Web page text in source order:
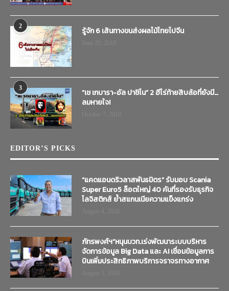
2 รู้จัก 6 เส้นทางขนส่งผลไม้ไทยไปจีน
3
“เช เกบารา-อัล ปาชิโน” 2 ฮีโร่ท้ายสิบล้อที่ยังมี…
ลมหายใจ!
EDITOR’S PICKS
“แคดแอนดริวลาสพันธมิตร” รับมอบ Scania
Super Euro5 ล็อตใหญ่ 40 คันที่รองรับธุรกิจ
โลจิสติกส์ ย้ำสแกนเนียความแข็งแกร่ง
ภัทรพงศ์ฯ”หนุนบวท.เร่งพัฒนาระบบบริหาร
จัดการข้อมูล Big Data และ AI เชื่อมข้อมูลการ
บินเพิ่มประสิทธิภาพบริการจราจรทางอากาศ